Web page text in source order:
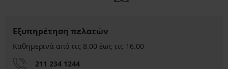
Εξυπηρέτηση πελατών
Καθημερινά από τις 8.00 έως τις 16.00
211 234 1244